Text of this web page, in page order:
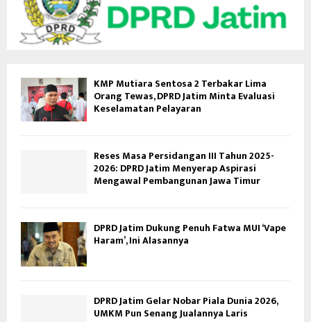
KMP Mutiara Sentosa 2 Terbakar Lima
Orang Tewas, DPRD Jatim Minta Evaluasi
Keselamatan Pelayaran
Reses Masa Persidangan III Tahun 2025-
2026: DPRD Jatim Menyerap Aspirasi
Mengawal Pembangunan Jawa Timur
DPRD Jatim Dukung Penuh Fatwa MUI ‘Vape
Haram’, Ini Alasannya
DPRD Jatim Gelar Nobar Piala Dunia 2026,
UMKM Pun Senang Jualannya Laris